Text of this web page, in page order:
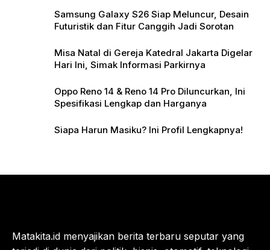
Samsung Galaxy S26 Siap Meluncur, Desain
Futuristik dan Fitur Canggih Jadi Sorotan
Misa Natal di Gereja Katedral Jakarta Digelar
Hari Ini, Simak Informasi Parkirnya
Oppo Reno 14 & Reno 14 Pro Diluncurkan, Ini
Spesifikasi Lengkap dan Harganya
Siapa Harun Masiku? Ini Profil Lengkapnya!
Matakita.id menyajikan berita terbaru seputar yang